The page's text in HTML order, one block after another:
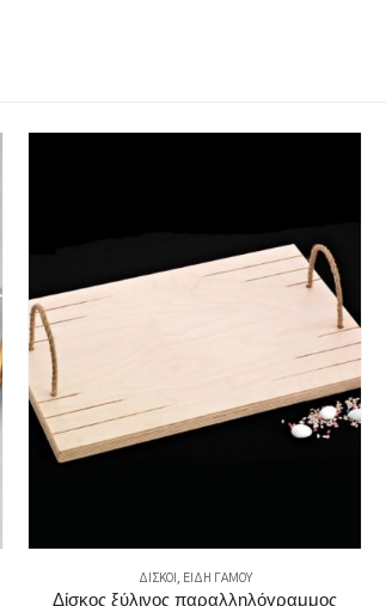
ΔΊΣΚΟΙ ΕΊΔΗ ΓΆΜΟΥ
Δίσκος ξύλινος παραλληλόγραμμος